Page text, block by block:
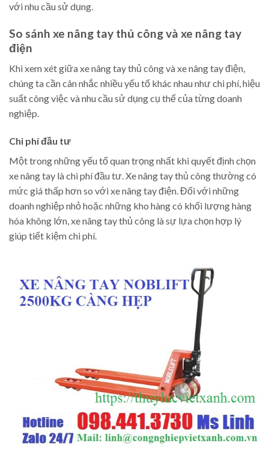
với nhu cầu sử dụng.
So sánh xe nâng tay thủ công và xe nâng tay
điện
Khi xem xét giữa xe nâng tay thủ công và xe nâng tay điện,
chúng ta cần cân nhắc nhiều yếu tố khác nhau như chi phí, hiệu
suất công việc và nhu cầu sử dụng cụ thể của từng doanh
nghiệp.
Chi phí đầu tư
Một trong những yếu tố quan trọng nhất khi quyết định chọn
xe nâng tay là chi phí đầu tư. Xe nâng tay thủ công thường có
mức giá thấp hơn so với xe nâng tay điện. Đối với những
doanh nghiệp nhỏ hoặc những kho hàng có khối lượng hàng
hóa không lớn, xe nâng tay thủ công là sự lựa chọn hợp lý
giúp tiết kiệm chi phí.